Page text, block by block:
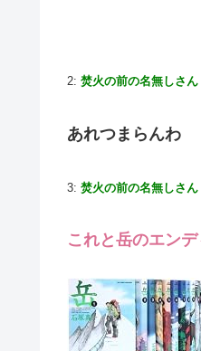
2: 焚火の前の名無しさん
あれつまらんわ
3: 焚火の前の名無しさん
これと岳のエン